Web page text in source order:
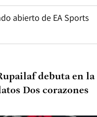
abierto de EA Sports
debuta en la
Dos corazones